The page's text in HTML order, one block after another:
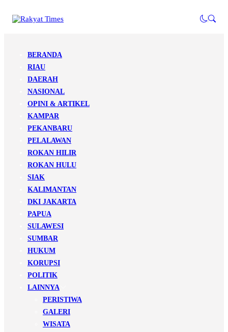
BERANDA
RIAU
DAERAH
NASIONAL
OPINI & ARTIKEL
KAMPAR
PEKANBARU
PELALAWAN
ROKAN HILIR
ROKAN HULU
SIAK
KALIMANTAN
DKI JAKARTA
PAPUA
SULAWESI
SUMBAR
HUKUM
KORUPSI
POLITIK
LAINNYA
PERISTIWA
GALERI
WISATA